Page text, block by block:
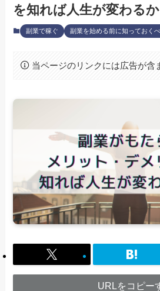
を知れば人生が変わるか
副業で稼ぐ 副業を始める前に知っておく
当ページのリンクには広告が含
URLをコピー